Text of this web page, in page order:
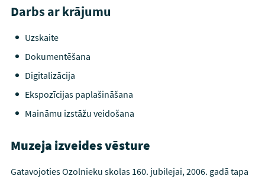
Darbs ar krājumu
Uzskaite
Dokumentēšana
Digitalizācija
Ekspozīcijas paplašināšana
Maināmu izstāžu veidošana
Muzeja izveides vēsture
Gatavojoties Ozolnieku skolas 160. jubilejai, 2006. gadā tapa